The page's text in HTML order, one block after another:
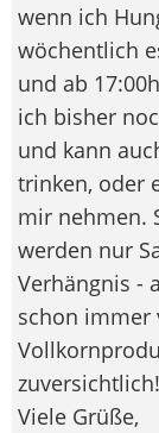
wenn ich
wöchentlich
und ab
ich bisher
und kann
trinken, oder
mir nehmen.
werden nur
Verhängnis -
schon immer
zuversichtlich!
Viele Grüße,